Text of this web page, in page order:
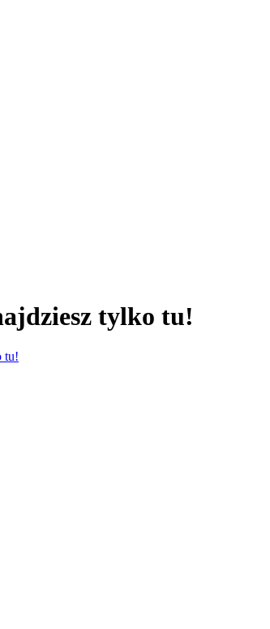
tylko tu!
tu!